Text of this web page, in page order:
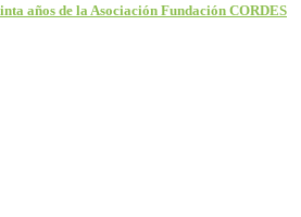
años de la Asociación Fundación CORDES